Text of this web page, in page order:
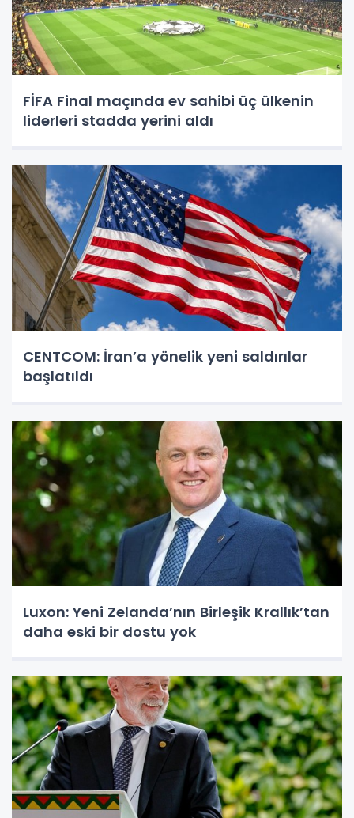
FİFA Final maçında ev sahibi üç ülkenin
liderleri stadda yerini aldı
CENTCOM: İran’a yönelik yeni saldırılar
başlatıldı
Luxon: Yeni Zelanda’nın Birleşik Krallık’tan
daha eski bir dostu yok